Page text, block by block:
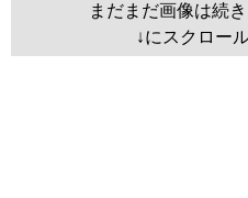
まだまだ画像は続
↓にスクロー